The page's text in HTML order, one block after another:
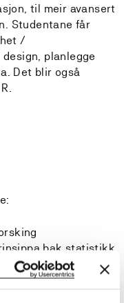
til meir avansert
Studentane får
/
planlegge
Det blir også
bak statistikk
med tanke på